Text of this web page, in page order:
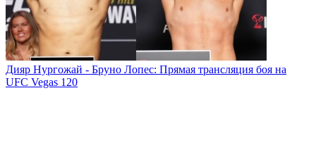
Дияр Нургожай - Бруно Лопес: Прямая трансляция боя на
UFC Vegas 120